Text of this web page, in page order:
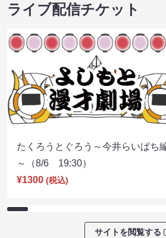
ライブ配信チケット
たくろうとぐろう～今井らいぱち
～（8/6 19:30）
¥1300 (税込)
サイトを閲覧する